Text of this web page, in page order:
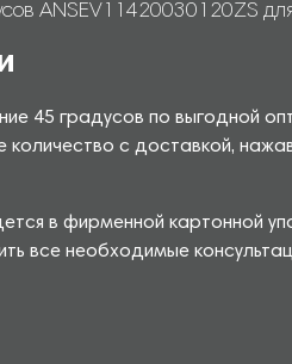
ANSEV11420030120ZS
45 градусов по выгодной
с доставкой,
в фирменной картонной
все необходимые